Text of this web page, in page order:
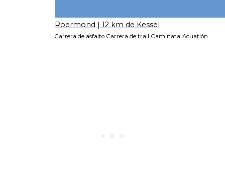
Roermond | 12 km de Kessel
Carrera de asfalto Carrera de trail Caminata Acuatlón